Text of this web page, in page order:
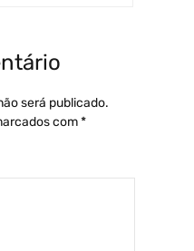
será publicado.
com*